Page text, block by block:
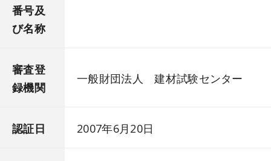
番号及
び名称
審査登
録機関
一般財団法人 建材試験センター
認証日 2007年6月20日